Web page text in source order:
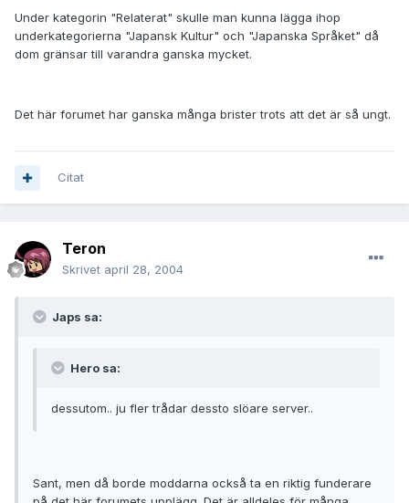
Under kategorin "Relaterat" skulle man kunna lägga ihop
underkategorierna "Japansk Kultur" och "Japanska Språket" då
dom gränsar till varandra ganska mycket.
Det här forumet har ganska många brister trots att det är så ungt.
Citat
Teron
Skrivet april 28, 2004
Japs sa:
Hero sa:
dessutom.. ju fler trådar dessto slöare server..
Sant, men då borde moddarna också ta en riktig funderare